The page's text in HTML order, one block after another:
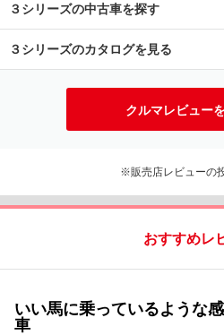
３シリーズの中古車を探す
３シリーズのカタログを見る
クルマレビュー
※販売店レビューの
おすすめレ
いい馬に乗っているような
車